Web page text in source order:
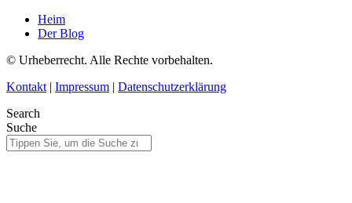
Heim
Der Blog
© Urheberrecht. Alle Rechte vorbehalten.
Kontakt | Impressum | Datenschutzerklärung
Search
Suche